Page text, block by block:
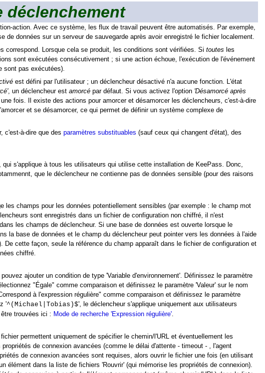
déclenchement
action. Avec ce système, les flux de travail peuvent être automatisés. Par exemple,
données sur un serveur de sauvegarde après avoir enregistré le fichier localement.
correspond. Lorsque cela se produit, les conditions sont vérifiées. Si toutes les
sont exécutées consécutivement ; si une action échoue, l'exécution de l'événement
sont pas exécutées).
est défini par l'utilisateur ; un déclencheur désactivé n'a aucune fonction. L'état
, un déclencheur est amorcé par défaut. Si vous activez l'option 'Désamorcé après
fois. Il existe des actions pour amorcer et désamorcer les déclencheurs, c'est-à-dire
et se désamorcer, ce qui permet de définir un système complexe de
c'est-à-dire que des paramètres substituables (sauf ceux qui changent d'état), des
, qui s'applique à tous les utilisateurs qui utilise cette installation de KeePass. Donc,
que le déclencheur ne contienne pas de données sensible (pour des raisons
champs pour les données potentiellement sensibles (par exemple : le champ mot
sont enregistrés dans un fichier de configuration non chiffré, il n'est
les champs de déclencheur. Si une base de données est ouverte lorsque le
la base de données et le champ du déclencheur peut pointer vers les données à l'aide
De cette façon, seule la référence du champ apparaît dans le fichier de configuration et
chiffré.
ajouter un condition de type 'Variable d'environnement'. Définissez le paramètre
"Égale" comme comparaison et définissez le paramètre 'Valeur' sur le nom
à l'expression régulière" comme comparaison et définissez le paramètre
'^(Michael|Tobias)$', le déclencheur s'applique uniquement aux utilisateurs
trouvées ici : Mode de recherche 'Expression régulière'.
permettent uniquement de spécifier le chemin/l'URL et éventuellement les
de connexion avancées (comme le délai d'attente - timeout - , l'agent
de connexion avancées sont requises, alors ouvrir le fichier une fois (en utilisant
dans la liste de fichiers 'Rouvrir' (qui mémorise les propriétés de connexion).